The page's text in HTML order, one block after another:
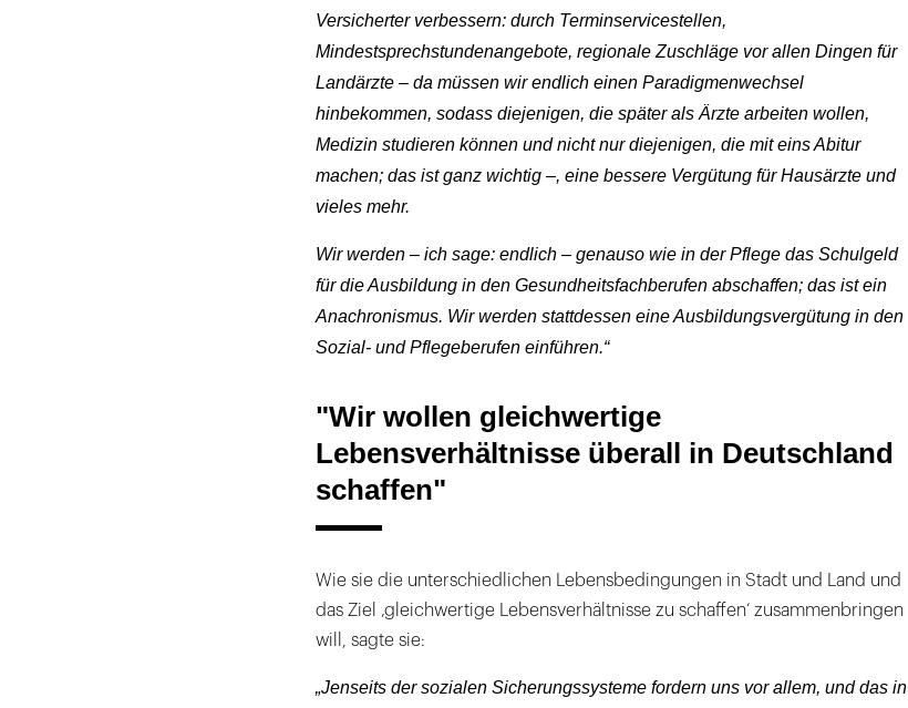
Versicherter verbessern: durch Terminservicestellen,
Mindestsprechstundenangebote, regionale Zuschläge vor allen Dingen für
Landärzte – da müssen wir endlich einen Paradigmenwechsel
hinbekommen, sodass diejenigen, die später als Ärzte arbeiten wollen,
Medizin studieren können und nicht nur diejenigen, die mit eins Abitur
machen; das ist ganz wichtig –, eine bessere Vergütung für Hausärzte und
vieles mehr.
Wir werden – ich sage: endlich – genauso wie in der Pflege das Schulgeld
für die Ausbildung in den Gesundheitsfachberufen abschaffen; das ist ein
Anachronismus. Wir werden stattdessen eine Ausbildungsvergütung in den
Sozial- und Pflegeberufen einführen.“
"Wir wollen gleichwertige
Lebensverhältnisse überall in Deutschland
schaffen"
Wie sie die unterschiedlichen Lebensbedingungen in Stadt und Land und
das Ziel ‚gleichwertige Lebensverhältnisse zu schaffen‘ zusammenbringen
will, sagte sie:
„Jenseits der sozialen Sicherungssysteme fordern uns vor allem, und das in